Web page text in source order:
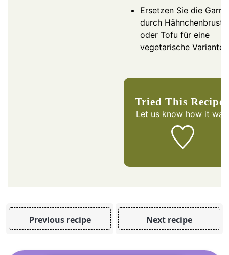
Ersetzen Sie die
durch Hähnchenbrust
oder Tofu für eine
vegetarische Variante.
Tried This
Let us knowhow it was!
Previous recipe Next recipe